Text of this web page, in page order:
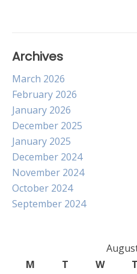
Archives
March 2026
February 2026
January 2026
December 2025
January 2025
December 2024
November 2024
October 2024
September 2024
M
T W T